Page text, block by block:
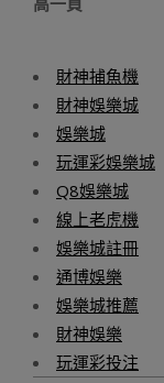
財神捕魚機
財神娛樂城
娛樂城
玩運彩娛樂城
Q8娛樂城
線上老虎機
娛樂城註冊
通博娛樂
娛樂城推薦
財神娛樂
玩運彩投注